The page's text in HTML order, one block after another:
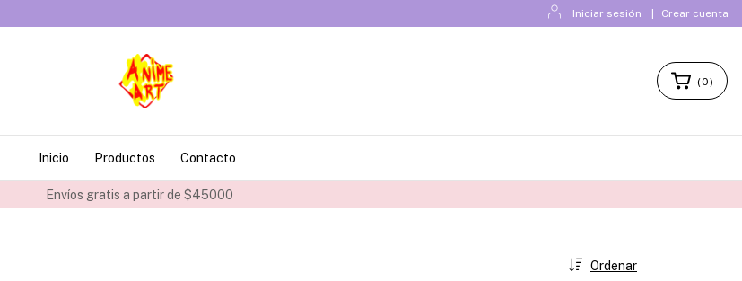
Iniciar sesión Crear cuenta
Envíos gratis a partir de $45000
(0)
Inicio Productos Contacto
Ordenar